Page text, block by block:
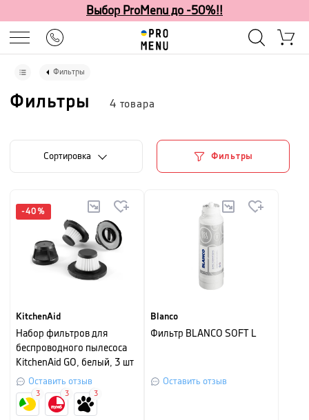
Выбор ProMenu до -50%!!
Фильтры
Фильтры 4 товара
Cортировка Фильтры
-40 %
KitchenAid
Набор фильтров для
беспроводного пылесоса
KitchenAid GO, белый, 3 шт
Оставить отзыв
3 3 3
Blanco
Фильтр BLANCO SOFT L
Оставить отзыв